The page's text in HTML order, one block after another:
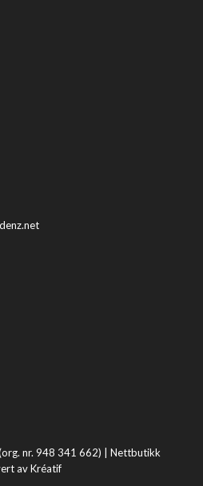
nr. 948 341 662) | Nettbutikk
av Kréatif